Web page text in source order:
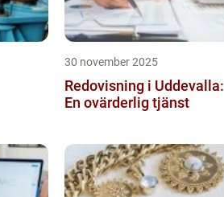
30 november 2025
Redovisning i Uddevalla:
En ovärderlig tjänst